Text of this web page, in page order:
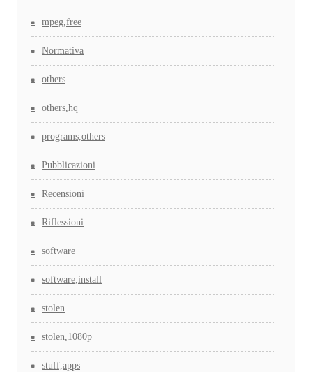
mpeg,free
Normativa
others
others,hq
programs,others
Pubblicazioni
Recensioni
Riflessioni
software
software,install
stolen
stolen,1080p
stuff,apps